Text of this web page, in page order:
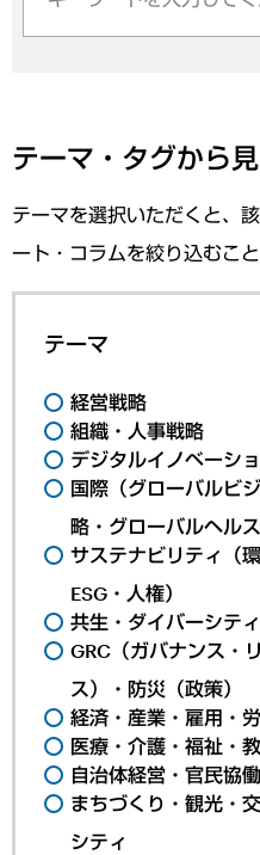
テーマ・タグから
テーマを選択いただくと、
ート・コラムを絞り込むこと
テーマ
経営戦略
組織・人事戦略
デジタルイノベーシ
国際（グローバルビ
略・グローバルヘルス
サステナビリティ（
ESG・人権）
共生・ダイバーシティ
GRC（ガバナンス・
ス）・防災（政策）
経済・産業・雇用・
医療・介護・福祉・
自治体経営・官民協働
まちづくり・観光・
シティ